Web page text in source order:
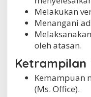
Melakukan
Menangani
oleh atasan.
Ketrampilan
Kemampuan
(Ms. Office).